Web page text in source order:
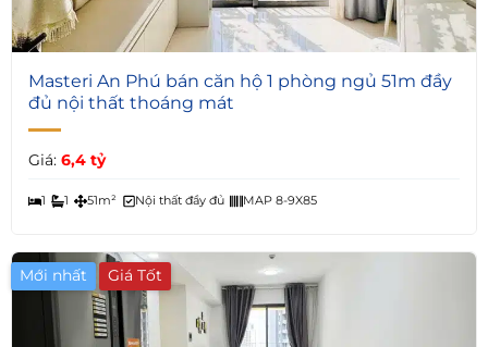
5
Masteri An Phú bán căn hộ 1 phòng ngủ 51m đầy
đủ nội thất thoáng mát
Giá: 6,4 tỷ
1 1 51m² Nội thất đầy đủ MAP 8-9X85
Mới nhất Giá Tốt